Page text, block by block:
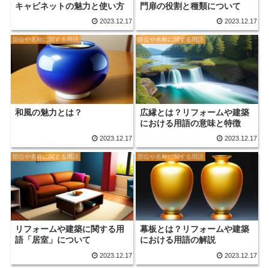
キャビネットの魅力と使い方
2023.12.17
門扉の役割と種類について
2023.12.17
部位や名称に関する用語
和風の魅力とは？
2023.12.17
部位や名称に関する用語
広縁とは？リフォームや建築
における用語の意味と特徴
2023.12.17
部位や名称に関する用語
リフォームや建築に関する用
語「居室」について
2023.12.17
部位や名称に関する用語
幕板とは？リフォームや建築
における用語の解説
2023.12.17